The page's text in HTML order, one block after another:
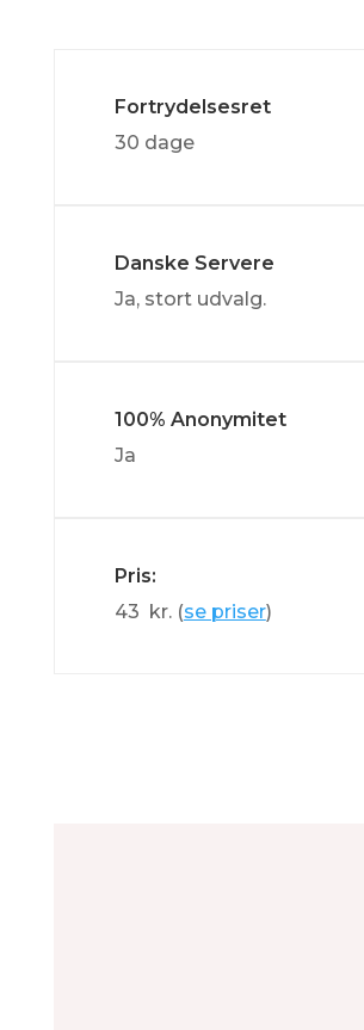
Fortrydelsesret
30 dage
Danske Servere
Ja, stort udvalg.
100% Anonymitet
Ja
Pris:
43 kr. (se priser)